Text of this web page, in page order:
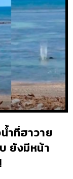
ำที่ฮาวาย
ยังมีหน้า